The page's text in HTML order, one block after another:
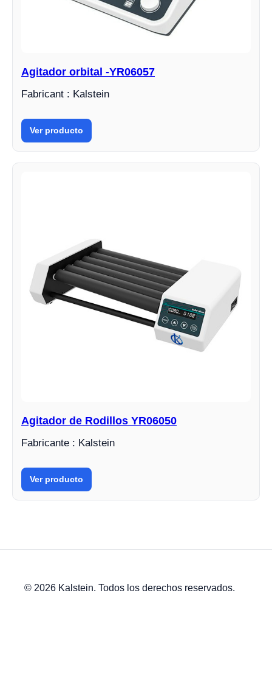
Agitador orbital -YR06057
Fabricant : Kalstein
Ver producto
Agitador de Rodillos YR06050
Fabricante : Kalstein
Ver producto
© 2026 Kalstein. Todos los derechos reservados.